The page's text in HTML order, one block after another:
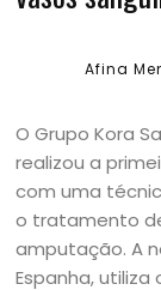
Afina
O Grupo Kora
realizou a
com uma
o tratamento
amputação. A
Espanha,